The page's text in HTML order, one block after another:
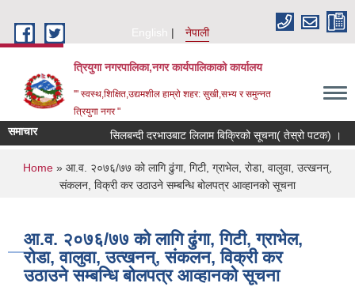
English
नेपाली
त्रियुगा नगरपालिका,नगर कार्यपालिकाको कार्यालय
'" स्वस्थ,शिक्षित,उद्यमशील हाम्रो शहर: सुखी,सभ्य र समुन्नत
त्रियुगा नगर "
समाचार सिलबन्दी दरभाउबाट लिलाम बिक्रिको सूचना( तेस्रो पटक) ।
You are here
Home » आ.व. २०७६/७७ को लागि ढुंगा, गिटी, ग्राभेल, रोडा, वालुवा, उत्खनन्,
संकलन, विक्री कर उठाउने सम्बन्धि बोलपत्र आव्हानको सूचना
आ.व. २०७६/७७ को लागि ढुंगा, गिटी, ग्राभेल,
रोडा, वालुवा, उत्खनन्, संकलन, विक्री कर
उठाउने सम्बन्धि बोलपत्र आव्हानको सूचना